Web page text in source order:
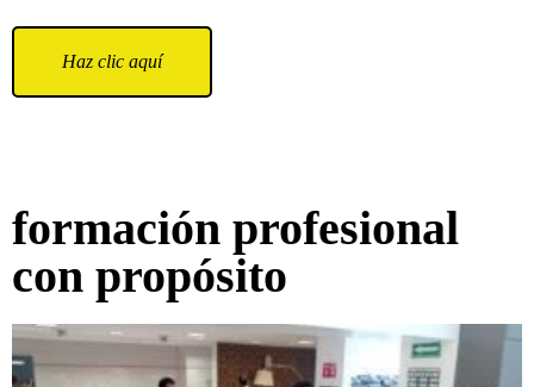
Haz clic aquí
formación profesional
con propósito